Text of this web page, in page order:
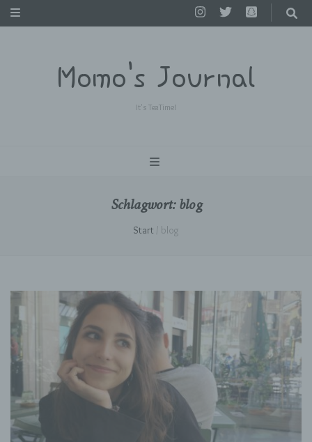
Momo's Journal
It's TeaTime!
Schlagwort:blog
Start / blog